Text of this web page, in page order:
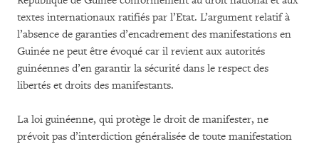
textes internationaux ratifiés par l’Etat. L’argument relatif à
l’absence de garanties d’encadrement des manifestations en
Guinée ne peut être évoqué car il revient aux autorités
guinéennes d’en garantir la sécurité dans le respect des
libertés et droits des manifestants.
La loi guinéenne, qui protège le droit de manifester, ne
prévoit pas d’interdiction généralisée de toute manifestation